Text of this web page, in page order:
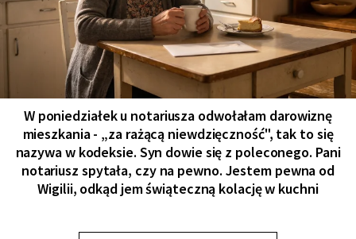
W poniedziałek u notariusza odwołałam darowiznę
mieszkania - „za rażącą niewdzięczność", tak to się
nazywa w kodeksie. Syn dowie się z poleconego. Pani
notariusz spytała, czy na pewno. Jestem pewna od
Wigilii, odkąd jem świąteczną kolację w kuchni